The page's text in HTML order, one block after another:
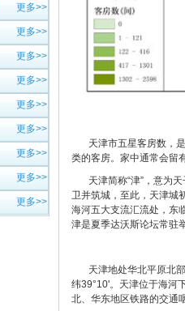
更多>>
更多>>
更多>>
更多>>
更多>>
更多>>
更多>>
更多>>
更多>>
天津市五星客房数，是
类的客房。家中通常会留
天津简称“津”，意为天
卫并筑城，至此，天津城
海河五大支流汇流处，东
津是夏季达沃斯论坛常驻
天津地处华北平原北部
纬39°10'。天津位于海河
北、华东地区铁路的交通